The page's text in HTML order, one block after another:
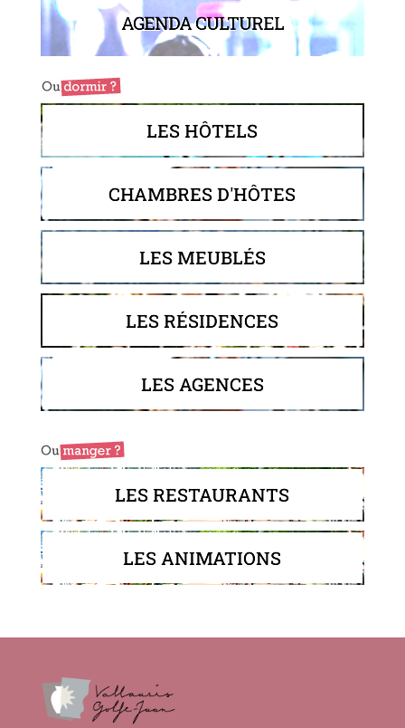
AGENDA CULTUREL
LES HÔTELS
CHAMBRES D'HÔTES
LES MEUBLÉS
LES RÉSIDENCES
LES AGENCES
LES RESTAURANTS
LES ANIMATIONS